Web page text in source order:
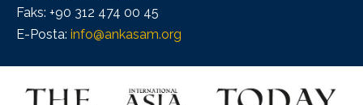
Faks: +90 312 474 00 45
E-Posta: info@ankasam.org